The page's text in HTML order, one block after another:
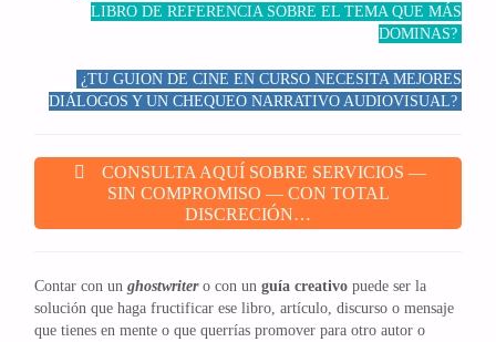
LIBRO DE REFERENCIA SOBRE EL TEMA QUE MÁS
DOMINAS?
¿TU GUION DE CINE EN CURSO NECESITA MEJORES
DIÁLOGOS Y UN CHEQUEO NARRATIVO AUDIOVISUAL?
CONSULTA AQUÍ SOBRE SERVICIOS —
SIN COMPROMISO — CON TOTAL
DISCRECIÓN…
Contar con unghostwritero con unguía creativo puede ser la
solución que haga fructificar ese libro, artículo, discurso o mensaje
que tienes en mente o que querrías promover para otro autor o